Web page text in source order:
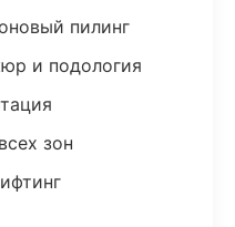
пилинг
и подология
зон